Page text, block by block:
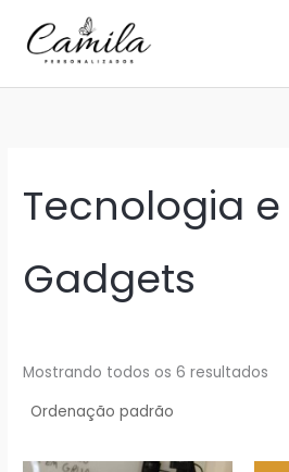
para
conteúdo
Tecnologia e
Gadgets
Mostrando todos os 6 resultados